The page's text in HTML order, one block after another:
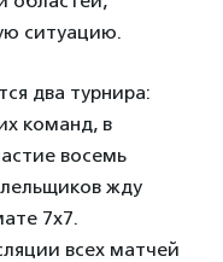
ситуацию.
два турнира:
команд, в
восемь
жду
7х7.
всех матчей